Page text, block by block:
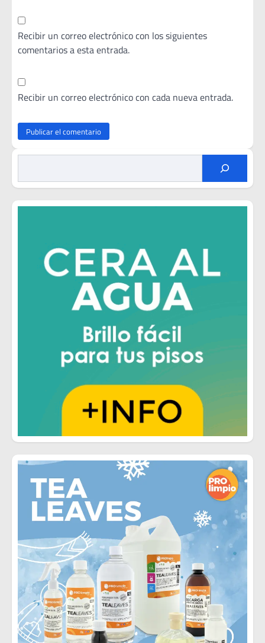
Recibir un correo electrónico con los siguientes
comentarios a esta entrada.
Recibir un correo electrónico con cada nueva entrada.